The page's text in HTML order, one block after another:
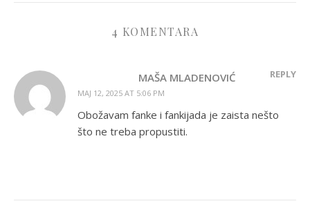
4 KOMENTARA
MAŠA MLADENOVIĆ
MAJ 12, 2025 AT 5:06 PM
REPLY
Obožavam fanke i fankijada je zaista nešto
što ne treba propustiti.